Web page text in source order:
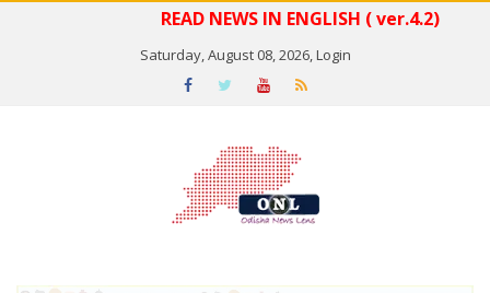
READ NEWS IN ENGLISH ( ver.4.2)
Saturday, August 08, 2026,Login